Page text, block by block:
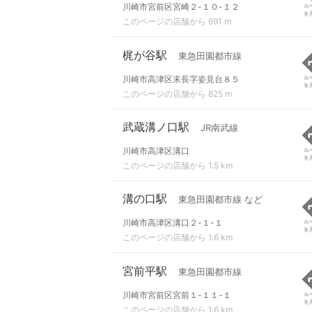
川崎市宮前区宮崎２-１０-１２
このページの店舗から 691 m
ル
を
梶が谷駅 東急田園都市線
川崎市高津区末長字姿見台８５
このページの店舗から 825 m
ル
を
武蔵溝ノ口駅 JR南武線
川崎市高津区溝口
このページの店舗から 1.5 km
ル
を
溝の口駅 東急田園都市線 など
川崎市高津区溝口２-１-１
このページの店舗から 1.6 km
ル
を
宮前平駅 東急田園都市線
川崎市宮前区宮前１-１１-１
このページの店舗から 1.6 km
ル
を